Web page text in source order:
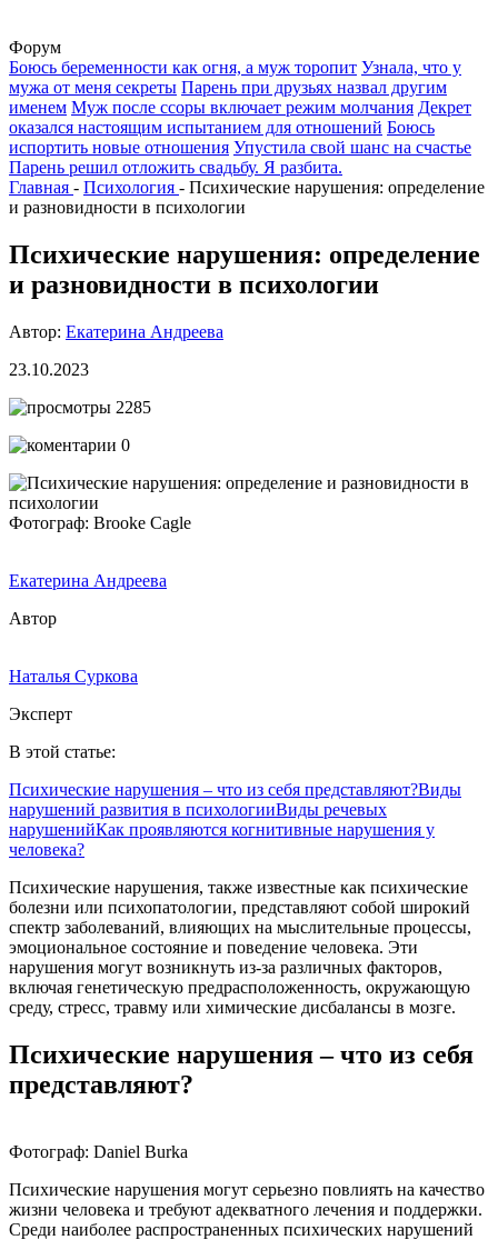
Форум
Боюсь беременности как огня, а муж торопит Узнала, что у
мужа от меня секреты Парень при друзьях назвал другим
именем Муж после ссоры включает режим молчания Декрет
оказался настоящим испытанием для отношений Боюсь
испортить новые отношения Упустила свой шанс на счастье
Парень решил отложить свадьбу. Я разбита.
Главная - Психология - Психические нарушения: определение
и разновидности в психологии
Психические нарушения: определение
и разновидности в психологии
Автор: Екатерина Андреева
23.10.2023
2285
0
Фотограф: Brooke Cagle
Екатерина Андреева
Автор
Наталья Суркова
Эксперт
В этой статье:
Психические нарушения – что из себя представляют?Виды
нарушений развития в психологииВиды речевых
нарушенийКак проявляются когнитивные нарушения у
человека?
Психические нарушения, также известные как психические
болезни или психопатологии, представляют собой широкий
спектр заболеваний, влияющих на мыслительные процессы,
эмоциональное состояние и поведение человека. Эти
нарушения могут возникнуть из-за различных факторов,
включая генетическую предрасположенность, окружающую
среду, стресс, травму или химические дисбалансы в мозге.
Психические нарушения – что из себя
представляют?
Фотограф: Daniel Burka
Психические нарушения могут серьезно повлиять на качество
жизни человека и требуют адекватного лечения и поддержки.
Среди наиболее распространенных психических нарушений